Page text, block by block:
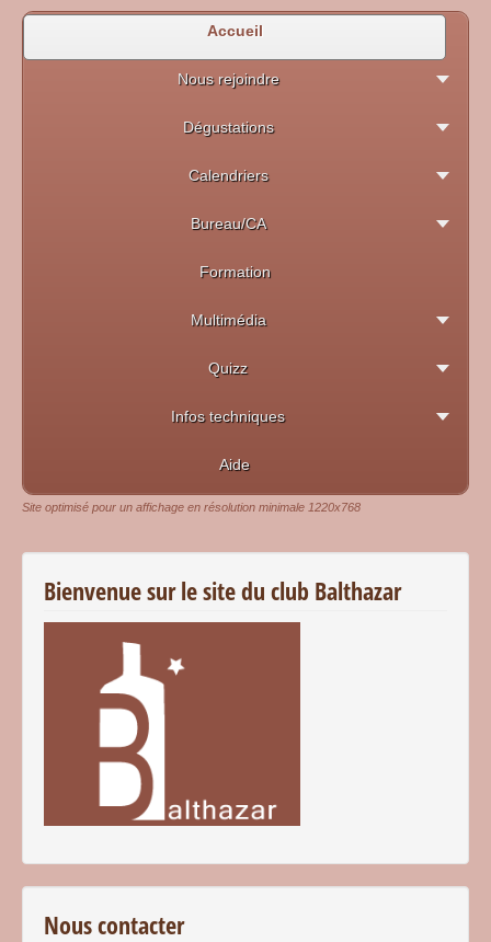
Accueil
Nous rejoindre
Dégustations
Calendriers
Bureau/CA
Formation
Multimédia
Quizz
Infos techniques
Aide
Site optimisé pour un affichage en résolution minimale 1220x768
Bienvenue sur le site du club Balthazar
Nous contacter